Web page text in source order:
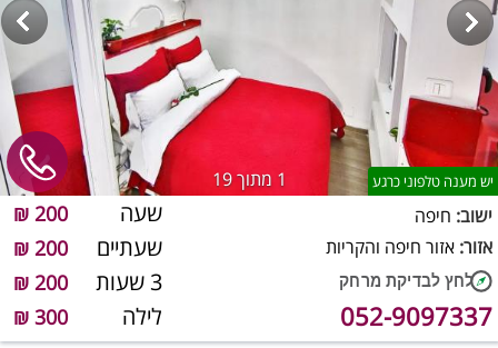
1 מתוך 19 יש מענה טלפוני כרגע
שעה 200 ₪
שעתיים 200 ₪
3 שעות 200 ₪
לילה 300 ₪
ישוב: חיפה
אזור: אזור חיפה והקריות
052-9097337